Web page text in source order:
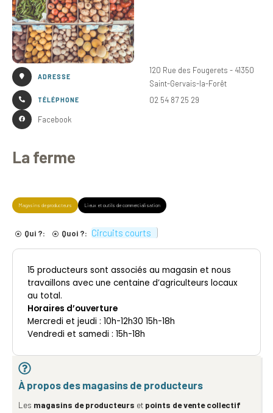
ADRESSE
120 Rue des Fougerets - 41350
Saint-Gervais-la-Forêt
TÉLÉPHONE
02 54 87 25 29
Facebook
La ferme
Magasins de producteurs Lieux et outils de commercialisation
Qui ?: Quoi ?: Circuits courts
15 producteurs sont associés au magasin et nous
travaillons avec une centaine d’agriculteurs locaux
au total.
Horaires d’ouverture
Mercredi et jeudi : 10h-12h30 15h-18h
Vendredi et samedi : 15h-18h
À propos des magasins de producteurs
Les magasins de producteurs et points de vente collectif